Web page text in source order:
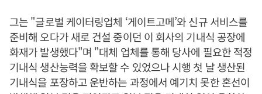
그는 "글로벌 케이터링업체 ‘게이트고메’와 신규 서비스를
준비해 오다가 새로 건설 중이던 이 회사의 기내식 공장에
화재가 발생했다"며 "대체 업체를 통해 당사에 필요한 적정
기내식 생산능력을 확보할 수 있었으나 시행 첫 날 생산된
기내식을 포장하고 운반하는 과정에서 예기치 못한 혼선이